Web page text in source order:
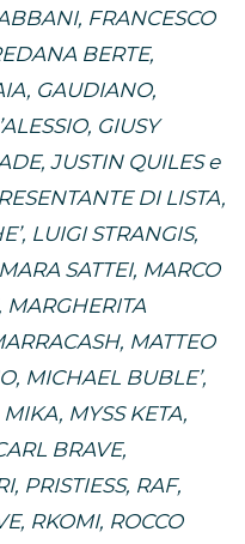
FRANCESCO
BERTE,
GAUDIANO,
GIUSY
JUSTIN QUILES e
DI LISTA,
LUIGI STRANGIS,
SATTEI, MARCO
MARGHERITA
MATTEO
MICHAEL BUBLE’,
MYSS KETA,
BRAVE,
PRISTIESS, RAF,
RKOMI, ROCCO